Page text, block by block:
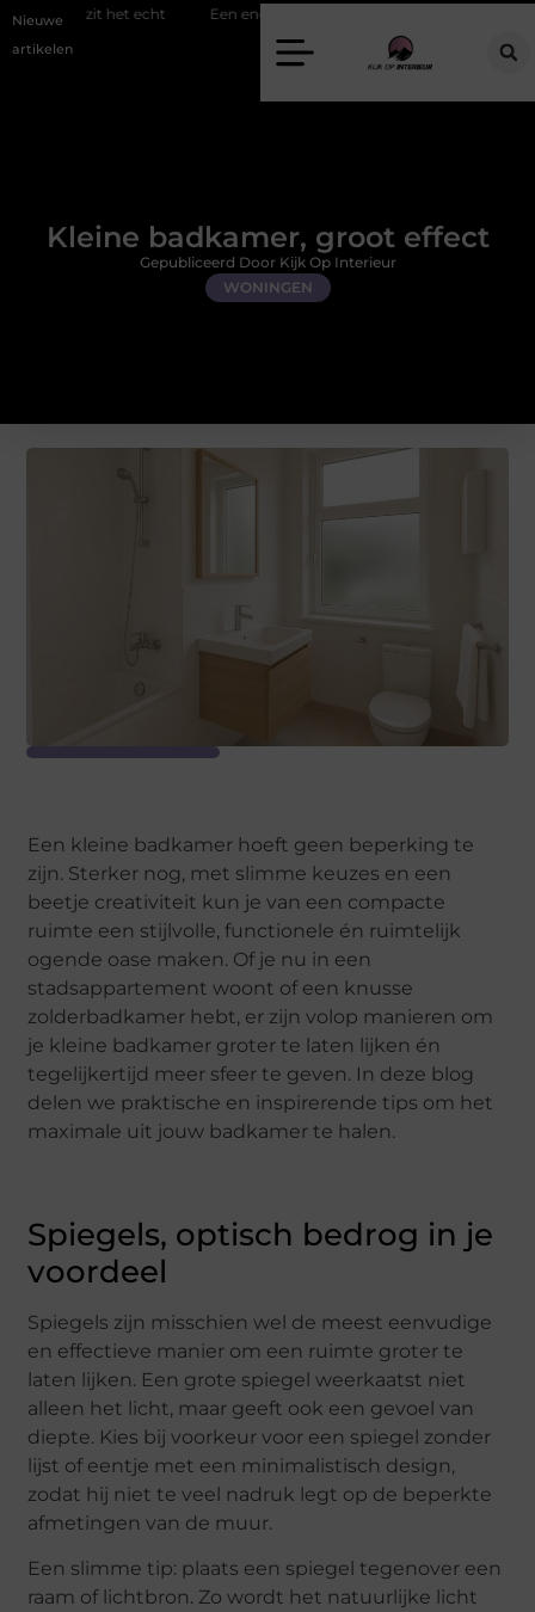
Nieuwe
artikelen
Een energiezuinige hanglamp kopen in Gelderland
Kleine badkamer, groot effect
WONINGEN
Gepubliceerd Door Kijk Op Interieur
Een kleine badkamer hoeft geen beperking te
zijn. Sterker nog, met slimme keuzes en een
beetje creativiteit kun je van een compacte
ruimte een stijlvolle, functionele én ruimtelijk
ogende oase maken. Of je nu in een
stadsappartement woont of een knusse
zolderbadkamer hebt, er zijn volop manieren om
je kleine badkamer groter te laten lijken én
tegelijkertijd meer sfeer te geven. In deze blog
delen we praktische en inspirerende tips om het
maximale uit jouw badkamer te halen.
Spiegels, optisch bedrog in je
voordeel
Spiegels zijn misschien wel de meest eenvudige
en effectieve manier om een ruimte groter te
laten lijken. Een grote spiegel weerkaatst niet
alleen het licht, maar geeft ook een gevoel van
diepte. Kies bij voorkeur voor een spiegel zonder
lijst of eentje met een minimalistisch design,
zodat hij niet te veel nadruk legt op de beperkte
afmetingen van de muur.
Een slimme tip: plaats een spiegel tegenover een
raam of lichtbron. Zo wordt het natuurlijke licht